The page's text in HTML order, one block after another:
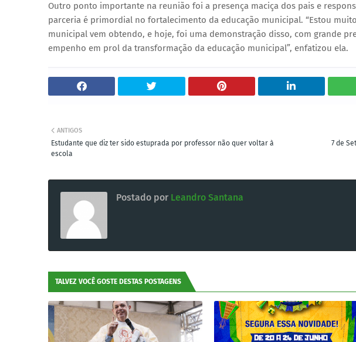
Outro ponto importante na reunião foi a presença maciça dos pais e
parceria é primordial no fortalecimento da educação municipal. “Estou
municipal vem obtendo, e hoje, foi uma demonstração disso, com grande
empenho em prol da transformação da educação municipal”, enfatizou ela.
7 de
ANTIGOS
Estudante que diz ter sido estuprada por professor não quer voltar à
escola
Postado por Leandro Santana
TALVEZ VOCÊ GOSTE DESTAS POSTAGENS